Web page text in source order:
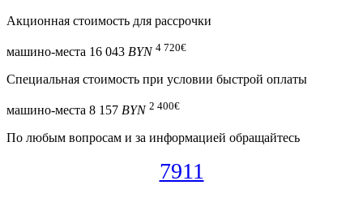
Акционная стоимость для рассрочки
машино-места 16 043 BYN 4 720€
Специальная cтоимость при условии быстрой оплаты
машино-места 8 157 BYN 2 400€
По любым вопросам и за информацией обращайтесь
7911